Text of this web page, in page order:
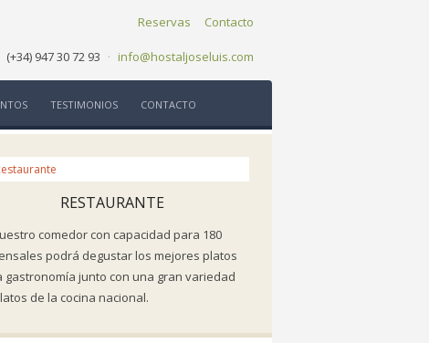
Reservas Contacto
(+34) 947 30 72 93 · info@hostaljoseluis.com
TESTIMONIOS CONTACTO
RESTAURANTE
comedor con capacidad para 180
podrá degustar los mejores platos
gastronomía junto con una gran variedad
de la cocina nacional.